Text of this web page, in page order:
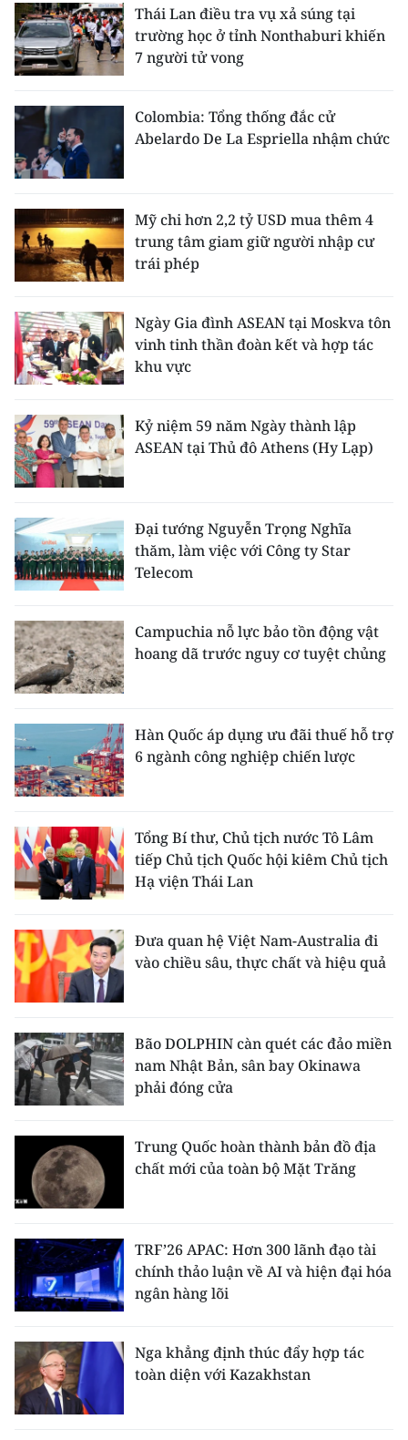
Thái Lan điều tra vụ xả súng tại
trường học ở tỉnh Nonthaburi khiến
7 người tử vong
Colombia: Tổng thống đắc cử
Abelardo De La Espriella nhậm chức
Mỹ chi hơn 2,2 tỷ USD mua thêm 4
trung tâm giam giữ người nhập cư
trái phép
Ngày Gia đình ASEAN tại Moskva tôn
vinh tinh thần đoàn kết và hợp tác
khu vực
Kỷ niệm 59 năm Ngày thành lập
ASEAN tại Thủ đô Athens (Hy Lạp)
Đại tướng Nguyễn Trọng Nghĩa
thăm, làm việc với Công ty Star
Telecom
Campuchia nỗ lực bảo tồn động vật
hoang dã trước nguy cơ tuyệt chủng
Hàn Quốc áp dụng ưu đãi thuế hỗ trợ
6 ngành công nghiệp chiến lược
Tổng Bí thư, Chủ tịch nước Tô Lâm
tiếp Chủ tịch Quốc hội kiêm Chủ tịch
Hạ viện Thái Lan
Đưa quan hệ Việt Nam-Australia đi
vào chiều sâu, thực chất và hiệu quả
Bão DOLPHIN càn quét các đảo miền
nam Nhật Bản, sân bay Okinawa
phải đóng cửa
Trung Quốc hoàn thành bản đồ địa
chất mới của toàn bộ Mặt Trăng
TRF’26 APAC: Hơn 300 lãnh đạo tài
chính thảo luận về AI và hiện đại hóa
ngân hàng lõi
Nga khẳng định thúc đẩy hợp tác
toàn diện với Kazakhstan